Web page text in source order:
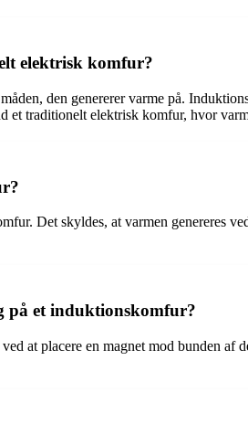
elektrisk komfur?
den genererer varme på.
traditionelt elektrisk komfur, hvor
Det skyldes, at varmen genereres
på et induktionskomfur?
at placere en magnet mod bunden af